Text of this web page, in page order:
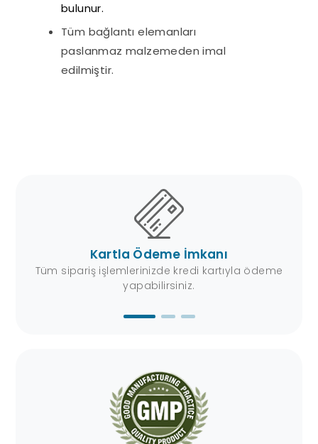
bulunur.
Tüm bağlantı elemanları
paslanmaz malzemeden imal
edilmiştir.
Kartla Ödeme İmkanı
Tüm sipariş işlemlerinizde kredi kartıyla ödeme
yapabilirsiniz.